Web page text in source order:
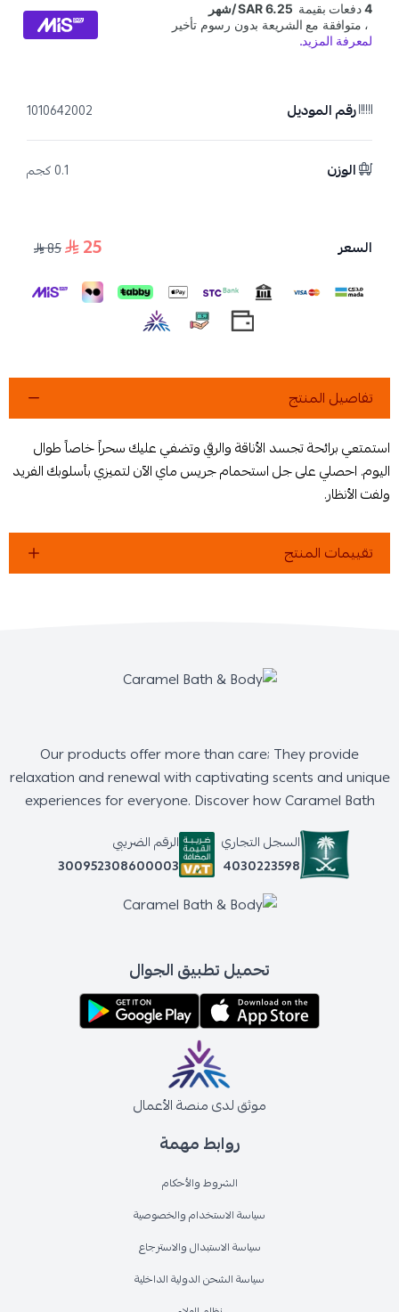
رقم الموديل 1010642002
الوزن 0.1 كجم
السعر 25
85
تفاصيل المنتج
استمتعي برائحة تجسد الأناقة والرقي وتضفي عليك سحراً خاصاً طوال
اليوم. احصلي على جل استحمام جريس ماي الآن لتميزي بأسلوبك الفريد
ولفت الأنظار.
تقييمات المنتج
روابط مهمة
الشروط والأحكام
سياسة الاستخدام والخصوصية
سياسة الاستبدال والاسترجاع
سياسة الشحن الدولية الداخلية
Our products offer more than care; They provide
relaxation and renewal with captivating scents and unique
experiences for everyone. Discover how Caramel Bath
السجل التجاري
4030223598
الرقم الضريبي
300952308600003
تحميل تطبيق الجوال
موثق لدى منصة الأعمال